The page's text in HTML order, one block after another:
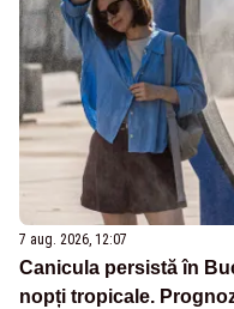
7 aug. 2026, 12:07
Canicula persistă în
nopți tropicale.